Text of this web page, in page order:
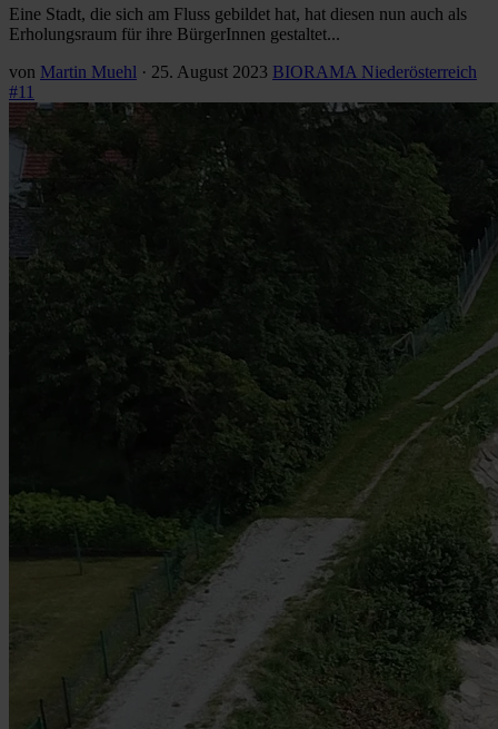
Eine Stadt, die sich am Fluss gebildet hat, hat diesen nun auch als
Erholungsraum für ihre BürgerInnen gestaltet...
von Martin Muehl · 25. August 2023 BIORAMA Niederösterreich
#11